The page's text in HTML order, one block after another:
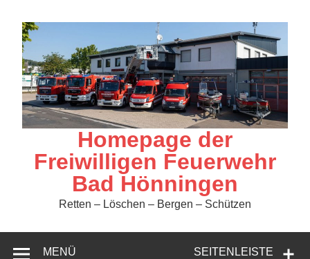
springen
Homepage der
Freiwilligen Feuerwehr
Bad Hönningen
Retten – Löschen – Bergen – Schützen
SEITENLEISTE
MENÜ